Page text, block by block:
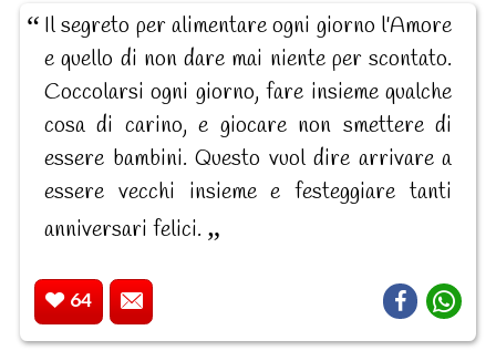
Il segreto per alimentare ogni giorno l'Amore
e quello di non dare mai niente per scontato.
Coccolarsi ogni giorno, fare insieme qualche
cosa di carino, e giocare non smettere di
essere bambini. Questo vuol dire arrivare a
essere vecchi insieme e festeggiare tanti
anniversari felici.
64